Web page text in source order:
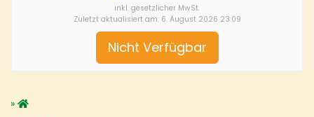
inkl. gesetzlicher MwSt.
Zuletzt aktualisiert am: 6. August 2026 23:09
Nicht Verfügbar